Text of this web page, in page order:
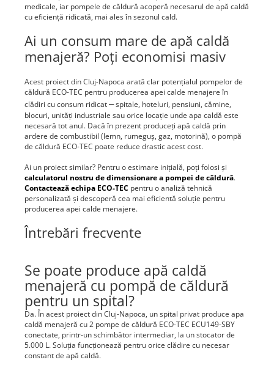
medicale, iar pompele de căldură acoperă necesarul de apă caldă
cu eficiență ridicată, mai ales în sezonul cald.
Ai un consum mare de apă caldă
menajeră? Poți economisi masiv
Acest proiect din Cluj-Napoca arată clar potențialul pompelor de
căldură ECO-TEC pentru producerea apei calde menajere în
clădiri cu consum ridicat–spitale, hoteluri, pensiuni, cămine,
blocuri, unități industriale sau orice locație unde apa caldă este
necesară tot anul. Dacă în prezent produceți apă caldă prin
ardere de combustibil (lemn, rumeguș, gaz, motorină), o pompă
de căldură ECO-TEC poate reduce drastic acest cost.
Ai un proiect similar? Pentru o estimare inițială, poți folosi și
calculatorul nostru de dimensionare a pompei de căldură.
Contactează echipa ECO-TEC pentru o analiză tehnică
personalizată și descoperă cea mai eficientă soluție pentru
producerea apei calde menajere.
Întrebări frecvente
Se poate produce apă caldă
menajeră cu pompă de căldură
pentru un spital?
Da. În acest proiect din Cluj-Napoca, un spital privat produce apa
caldă menajeră cu 2 pompe de căldură ECO-TEC ECU149-SBY
conectate, printr-un schimbător intermediar, la un stocator de
5.000 L. Soluția funcționează pentru orice clădire cu necesar
constant de apă caldă.